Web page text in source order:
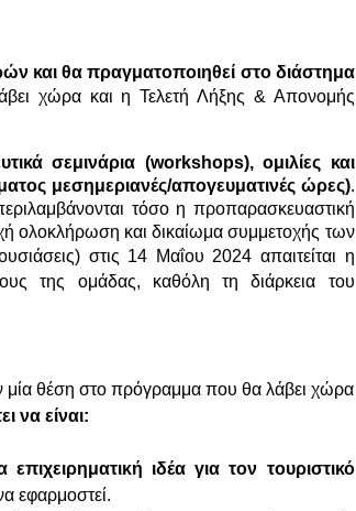
και θα πραγματοποιηθεί στο διάστημα
χώρα και η Τελετή Λήξης & Απονομής
σεμινάρια (workshops), ομιλίες και
μεσημεριανές/απογευματινές ώρες).
τόσο η προπαρασκευαστική
ολοκλήρωση και δικαίωμα συμμετοχής των
στις 14 Μαΐου 2024 απαιτείται η
της ομάδας, καθόλη τη διάρκεια του
μία θέση στο πρόγραμμα που θα λάβει χώρα
να είναι:
ιδέα για τον τουριστικό
εφαρμοστεί.